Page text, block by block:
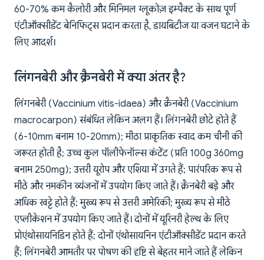
60-70% कम कैलोरी और मिनिमल ग्लूकोज़ इम्पैक्ट के साथ पूर्ण
एंटीऑक्सीडेंट बेनिफिट्स प्रदान करता है, डायबिटीज या वजन घटाने के
लिए आदर्श।
लिंगनबेरी और क्रैनबेरी में क्या अंतर है?
लिंगनबेरी (Vaccinium vitis-idaea) और क्रैनबेरी (Vaccinium
macrocarpon) संबंधित लेकिन अलग हैं। लिंगनबेरी छोटे होते हैं
(6-10mm बनाम 10-20mm); मीठा प्राकृतिक स्वाद कम चीनी की
जरूरत होती है; उच्च कुल पॉलीफेनॉल्स कंटेंट (प्रति 100g 360mg
बनाम 250mg); उत्तरी यूरोप और एशिया में उगते हैं; पारंपरिक रूप से
मीठे और नमकीन व्यंजनों में उपयोग किए जाते हैं। क्रैनबेरी बड़े और
अधिक खट्टे होते हैं; मुख्य रूप से उत्तरी अमेरिकी; मुख्य रूप से मीठे
एप्लीकेशन में उपयोग किए जाते हैं। दोनों में यूरिनरी हेल्थ के लिए
प्रोएंथोसायनिडिन होते हैं; दोनों एंथोसायनिन एंटीऑक्सीडेंट प्रदान करते
हैं; लिंगनबेरी आमतौर पर पोषण की दृष्टि से बेहतर माने जाते हैं लेकिन